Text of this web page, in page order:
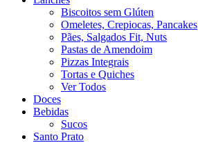
Biscoitos sem Glúten
Omeletes, Crepiocas, Pancakes
Pães, Salgados Fit, Nuts
Pastas de Amendoim
Pizzas Integrais
Tortas e Quiches
Ver Todos
Doces
Bebidas
Sucos
Santo Prato